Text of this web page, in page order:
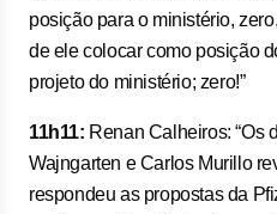
posição para o ministério,
de ele colocar como posição
projeto do ministério; zero!”
11h11: Renan Calheiros: “Os
Wajngarten e Carlos Murillo
respondeu as propostas da